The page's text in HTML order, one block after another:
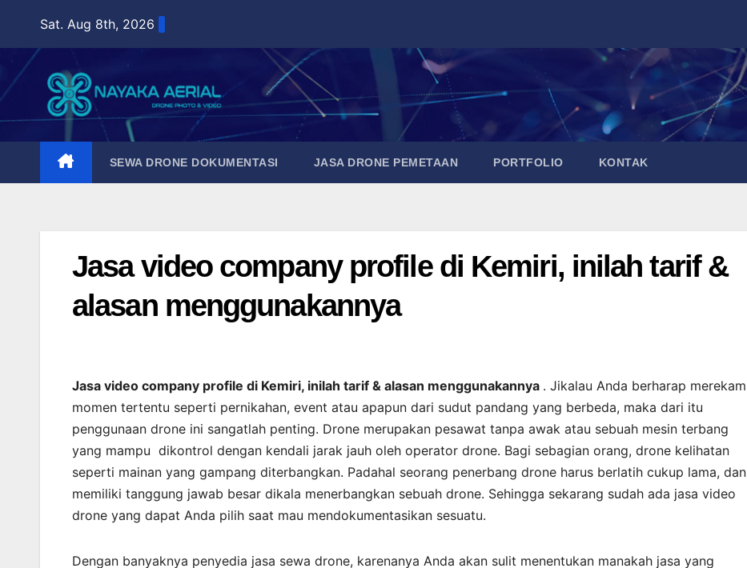
content
Sat. Aug 8th, 2026
SEWA DRONE DOKUMENTASI JASA DRONE PEMETAAN PORTFOLIO KONTAK
Jasa video company profile di Kemiri, inilah tarif &
alasan menggunakannya
Jasa video company profile di Kemiri, inilah tarif & alasan menggunakannya . Jikalau Anda berharap merekam
momen tertentu seperti pernikahan, event atau apapun dari sudut pandang yang berbeda, maka dari itu
penggunaan drone ini sangatlah penting. Drone merupakan pesawat tanpa awak atau sebuah mesin terbang
yang mampu dikontrol dengan kendali jarak jauh oleh operator drone. Bagi sebagian orang, drone kelihatan
seperti mainan yang gampang diterbangkan. Padahal seorang penerbang drone harus berlatih cukup lama, dan
memiliki tanggung jawab besar dikala menerbangkan sebuah drone. Sehingga sekarang sudah ada jasa video
drone yang dapat Anda pilih saat mau mendokumentasikan sesuatu.
Dengan banyaknya penyedia jasa sewa drone, karenanya Anda akan sulit menentukan manakah jasa yang